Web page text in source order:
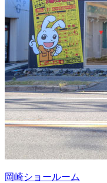
岡崎ショールーム